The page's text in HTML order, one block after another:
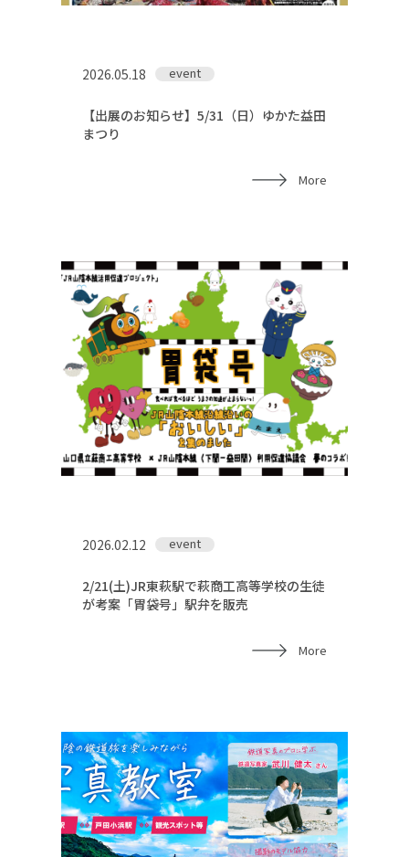
2026.05.18 event
【出展のお知らせ】5/31（日）ゆかた益田
まつり
More
2026.02.12 event
2/21(土)JR東萩駅で萩商工高等学校の生徒
が考案「胃袋号」駅弁を販売
More